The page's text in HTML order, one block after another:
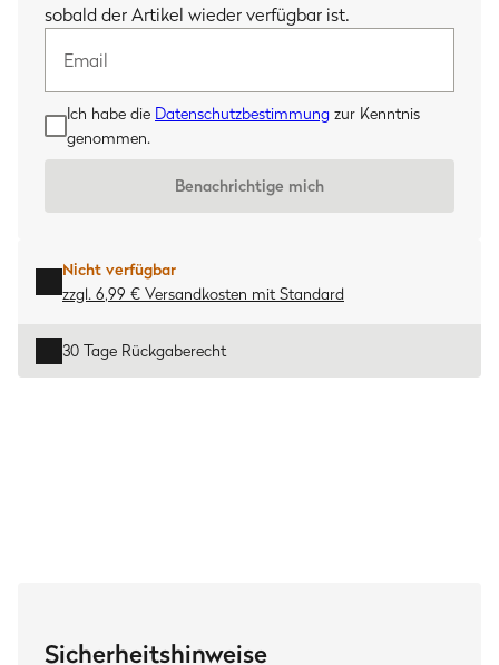
sobald der Artikel wieder verfügbar ist.
Ich habe die Datenschutzbestimmung zur Kenntnis
genommen.
Benachrichtige mich
Nicht verfügbar
zzgl. 6,99 € Versandkosten mit Standard
30 Tage Rückgaberecht
Sicherheitshinweise